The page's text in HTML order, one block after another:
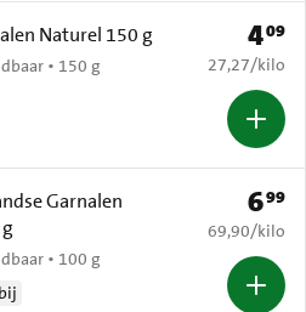
Naturel 150 g
• 150 g
Prijs:
409
€ 27,27 per
27,27/kilo
Garnalen
• 100 g
Prijs:
699
€ 69,90 per
69,90/kilo